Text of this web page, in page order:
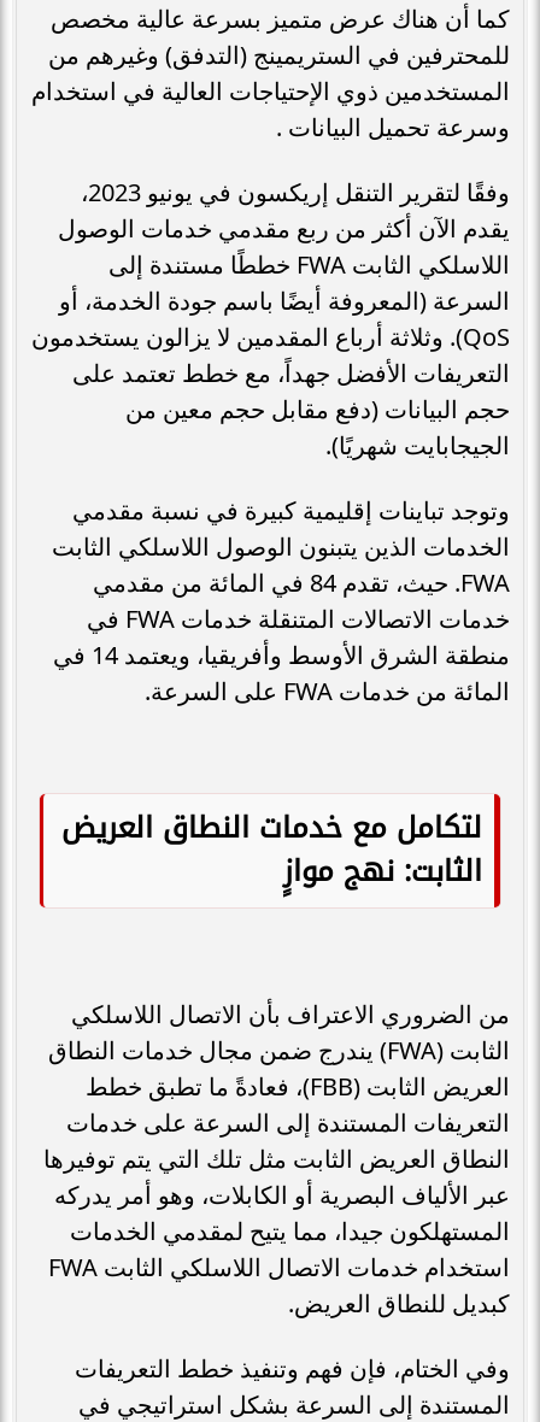
كما أن هناك عرض متميز بسرعة عالية مخصص
للمحترفين في الستريمينج (التدفق) وغيرهم من
المستخدمين ذوي الإحتياجات العالية في استخدام
وسرعة تحميل البيانات .
وفقًا لتقرير التنقل إريكسون في يونيو 2023،
يقدم الآن أكثر من ربع مقدمي خدمات الوصول
اللاسلكي الثابت FWA خططًا مستندة إلى
السرعة (المعروفة أيضًا باسم جودة الخدمة، أو
QoS). وثلاثة أرباع المقدمين لا يزالون يستخدمون
التعريفات الأفضل جهداً، مع خطط تعتمد على
حجم البيانات (دفع مقابل حجم معين من
الجيجابايت شهريًا).
وتوجد تباينات إقليمية كبيرة في نسبة مقدمي
الخدمات الذين يتبنون الوصول اللاسلكي الثابت
FWA. حيث، تقدم 84 في المائة من مقدمي
خدمات الاتصالات المتنقلة خدمات FWA في
منطقة الشرق الأوسط وأفريقيا، ويعتمد 14 في
المائة من خدمات FWA على السرعة.
لتكامل مع خدمات النطاق العريض
الثابت: نهج موازٍ
من الضروري الاعتراف بأن الاتصال اللاسلكي
الثابت (FWA) يندرج ضمن مجال خدمات النطاق
العريض الثابت (FBB)، فعادةً ما تطبق خطط
التعريفات المستندة إلى السرعة على خدمات
النطاق العريض الثابت مثل تلك التي يتم توفيرها
عبر الألياف البصرية أو الكابلات، وهو أمر يدركه
المستهلكون جيدا، مما يتيح لمقدمي الخدمات
استخدام خدمات الاتصال اللاسلكي الثابت FWA
كبديل للنطاق العريض.
وفي الختام، فإن فهم وتنفيذ خطط التعريفات
المستندة إلى السرعة بشكل استراتيجي في